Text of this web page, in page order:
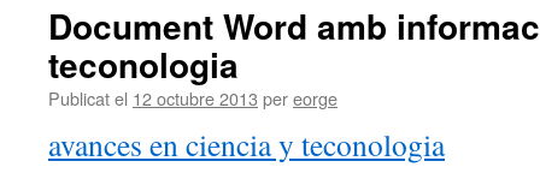
Document Word amb
teconologia
Publicat el 12 octubre 2013 pereorge
avances en ciencia y teconologia